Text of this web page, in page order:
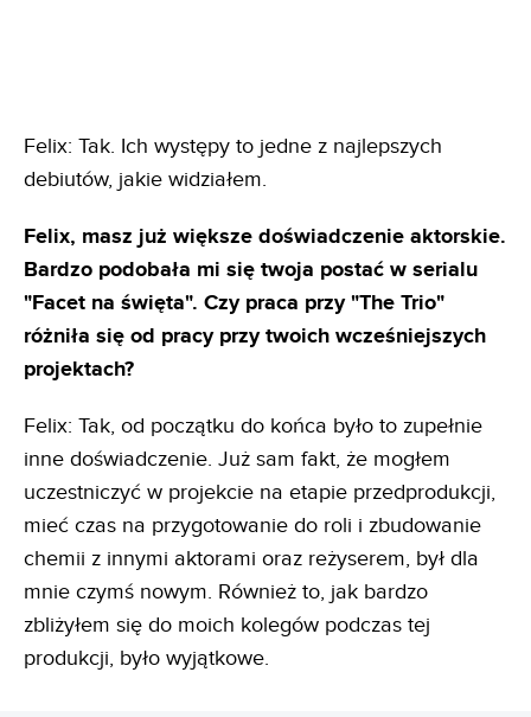
Felix: Tak. Ich występy to jedne z najlepszych
debiutów, jakie widziałem.
Felix, masz już większe doświadczenie aktorskie.
Bardzo podobała mi się twoja postać w serialu
"Facet na święta". Czy praca przy "The Trio"
różniła się od pracy przy twoich wcześniejszych
projektach?
Felix: Tak, od początku do końca było to zupełnie
inne doświadczenie. Już sam fakt, że mogłem
uczestniczyć w projekcie na etapie przedprodukcji,
mieć czas na przygotowanie do roli i zbudowanie
chemii z innymi aktorami oraz reżyserem, był dla
mnie czymś nowym. Również to, jak bardzo
zbliżyłem się do moich kolegów podczas tej
produkcji, było wyjątkowe.